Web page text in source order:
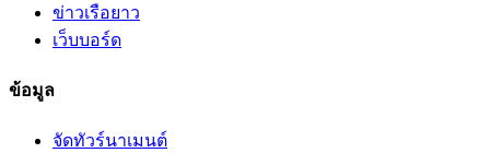
ข่าวเรือยาว
เว็บบอร์ด
ข้อมูล
จัดทัวร์นาเมนต์